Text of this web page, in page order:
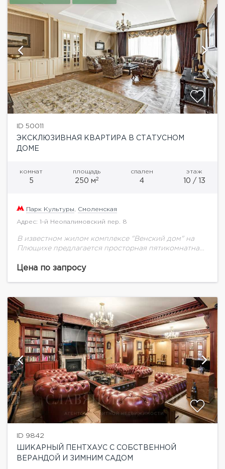
ID 50011
ЭКСКЛЮЗИВНАЯ КВАРТИРА В СТАТУСНОМ
ДОМЕ
комнат
5
площадь
250 м2
спален
4
этаж
10 / 13
Парк Культуры Смоленская
Адрес: 1-й Неопалимовский пер. 8
В известном жилом комплексе "Венский дом" на
Плющихе предлагается просторная пятикомнатная
оборудована эксклюзивной дорогостоящей
Цена по запросу
ID 9842
ШИКАРНЫЙ ПЕНТХАУС С СОБСТВЕННОЙ
ВЕРАНДОЙ И ЗИМНИМ САДОМ